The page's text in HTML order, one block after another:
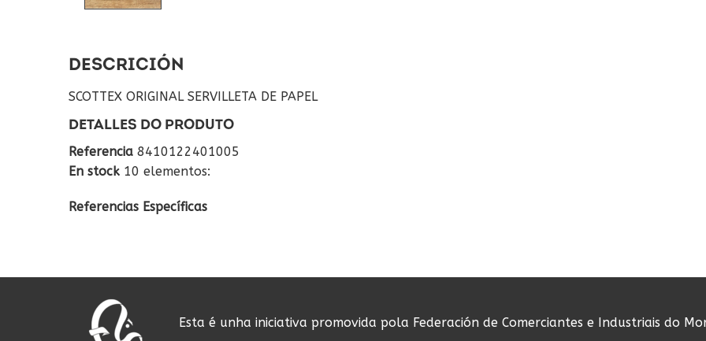
DESCRICIÓN
SCOTTEX ORIGINAL SERVILLETA DE PAPEL
DETALLES DO PRODUTO
Referencia 8410122401005
En stock 10 elementos:
Referencias Específicas
Esta é unha iniciativa promovida pola Federación de Comerciantes e Industriais do